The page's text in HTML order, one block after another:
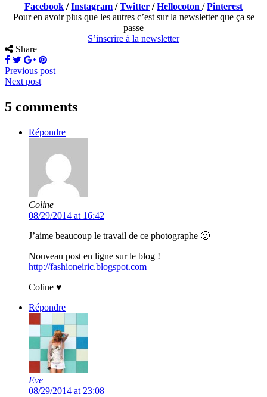
Facebook /Instagram /Twitter /Hellocoton /Pinterest
Pour en avoir plus que les autres c’est sur la newsletter que ça se
passe
S’inscrire à la newsletter
Share
Previous post
Next post
5 comments
Répondre
Coline
08/29/2014 at 16:42
J’aime beaucoup le travail de ce photographe 🙂
Nouveau post en ligne sur le blog !
http://fashioneiric.blogspot.com
Coline ♥
Répondre
Eve
08/29/2014 at 23:08